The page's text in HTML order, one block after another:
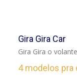
Gira Gira Car
Gira Gira o
4 modelos pra